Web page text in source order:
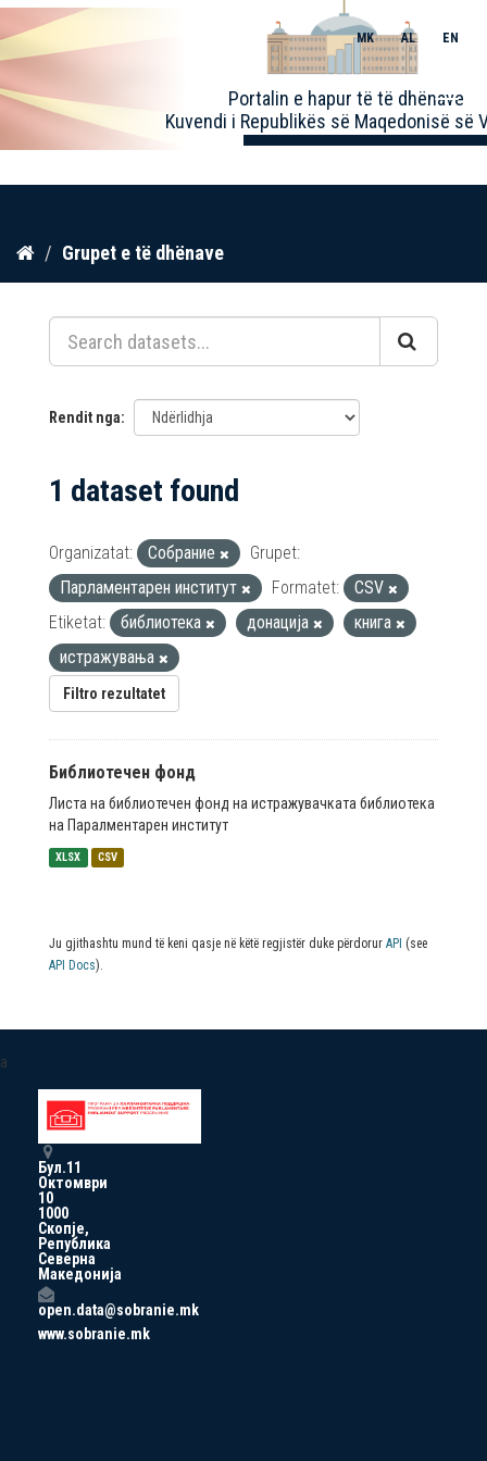
Kalo
përmbajtja
Portalin e hapur të të dhënave
Kuvendi i Republikës së Maqedonisë së
MK AL EN
Toggle
Grupet e të dhënave
Rendit nga
1 dataset found
Organizatat: Собрание
Grupet:
Парламентарен институт
Formatet:
CSV
Etiketat:
библиотека донација
книга
истражувања
Filtro rezultatet
Библиотечен фонд
Листа на библиотечен фонд на истражувачката библиотека
на Паралментарен институт
XLSX CSV
Ju gjithashtu mund të keni qasje në këtë regjistër duke përdorur API (see
API Docs).
a
Бул.11
Октомври
10
1000
Скопје,
Република
Северна
Македонија
open.data@sobranie.mk
www.sobranie.mk